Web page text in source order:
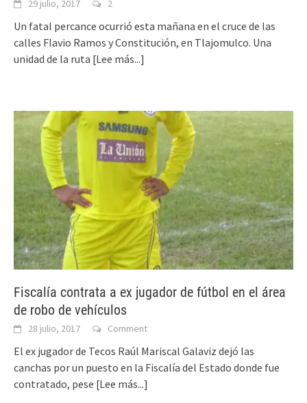
29 julio, 2017 2
Un fatal percance ocurrió esta mañana en el cruce de las
calles Flavio Ramos y Constitución, en Tlajomulco. Una
unidad de la ruta [Lee más...]
Fiscalía contrata a ex jugador de fútbol en el área
de robo de vehículos
28 julio, 2017 Comment
El ex jugador de Tecos Raúl Mariscal Galaviz dejó las
canchas por un puesto en la Fiscalía del Estado donde fue
contratado, pese [Lee más...]